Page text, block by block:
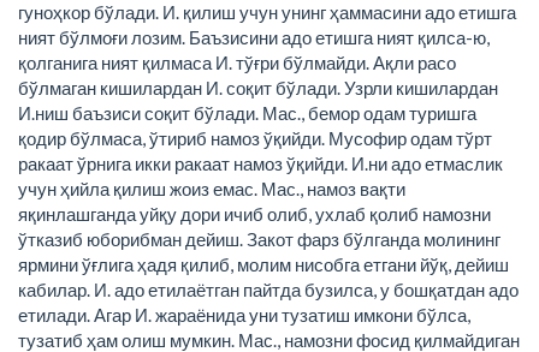
гуноҳкор бўлади. И. қилиш учун унинг ҳаммасини адо етишга
ният бўлмоғи лозим. Баъзисини адо етишга ният қилса-ю,
қолганига ният қилмаса И. тўғри бўлмайди. Ақли расо
бўлмаган кишилардан И. соқит бўлади. Узрли кишилардан
И.ниш баъзиси соқит бўлади. Мас., бемор одам туришга
қодир бўлмаса, ўтириб намоз ўқийди. Мусофир одам тўрт
ракаат ўрнига икки ракаат намоз ўқийди. И.ни адо етмаслик
учун ҳийла қилиш жоиз емас. Мас., намоз вақти
яқинлашганда уйқу дори ичиб олиб, ухлаб қолиб намозни
ўтказиб юборибман дейиш. Закот фарз бўлганда молининг
ярмини ўғлига ҳадя қилиб, молим нисобга етгани йўқ, дейиш
кабилар. И. адо етилаётган пайтда бузилса, у бошқатдан адо
етилади. Агар И. жараёнида уни тузатиш имкони бўлса,
тузатиб ҳам олиш мумкин. Мас., намозни фосид қилмайдиган